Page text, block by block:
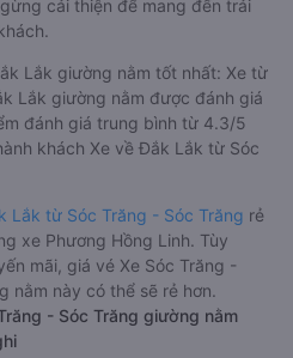
cải thiện để mang đến trải
Lắk giường nằm tốt nhất: Xe từ
Lắk giường nằm được đánh giá
đánh giá trung bình từ 4.3/5
khách Xe về Đắk Lắk từ Sóc
Lắk từ Sóc Trăng - Sóc Trăng rẻ
xe Phương Hồng Linh. Tùy
mãi, giá vé Xe Sóc Trăng -
nằm này có thể sẽ rẻ hơn.
- Sóc Trăng giường nằm